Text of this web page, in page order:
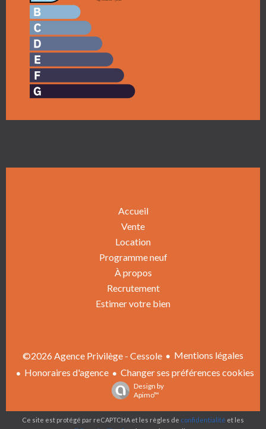
Accueil
Vente
Location
Programme neuf
À propos
Recrutement
Estimer votre bien
©2026 Agence Privilège - Cessole
Mentions légales
Honoraires d'agence
Changer ses préférences cookies
Design by
Apimo™
Ce site est protégé par reCAPTCHA et les règles de confidentialité et les